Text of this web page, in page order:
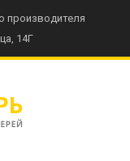
производителя
14Г